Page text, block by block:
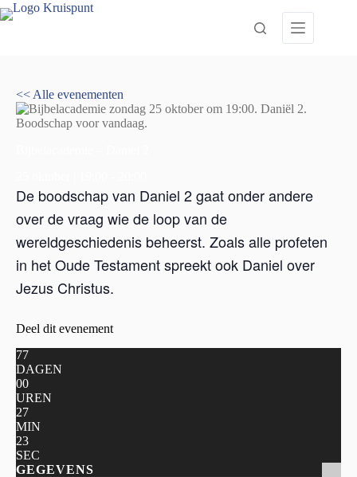
Ga
naar
<< Alle evenementen
De boodschap van Daniel 2 gaat onder andere
over de vraag wie de loop van de
wereldgeschiedenis beheerst. Zoals alle profeten
in het Oude Testament spreekt ook Daniel over
Jezus Christus.
Deel dit evenement
77
DAGEN
00
UREN
27
MIN
23
SEC
GEGEVENS